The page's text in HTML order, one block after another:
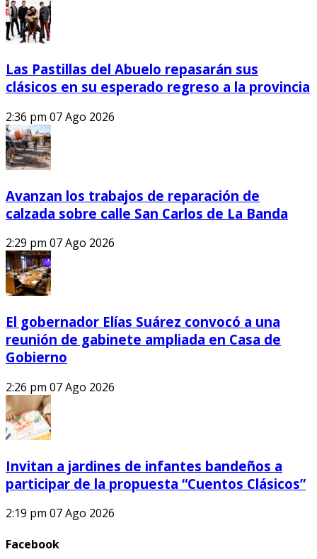
Las Pastillas del Abuelo repasarán sus
clásicos en su esperado regreso a la provincia
2:36 pm 07 Ago 2026
Avanzan los trabajos de reparación de
calzada sobre calle San Carlos de La Banda
2:29 pm 07 Ago 2026
El gobernador Elías Suárez convocó a una
reunión de gabinete ampliada en Casa de
Gobierno
2:26 pm 07 Ago 2026
Invitan a jardines de infantes bandeños a
participar de la propuesta “Cuentos Clásicos”
2:19 pm 07 Ago 2026
Facebook